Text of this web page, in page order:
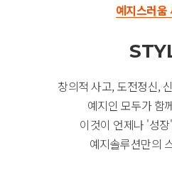
예지스러움
창의적 사고, 도전정신,
예지인 모두가 함
이것이 언제나 '성
예지솔루션만의